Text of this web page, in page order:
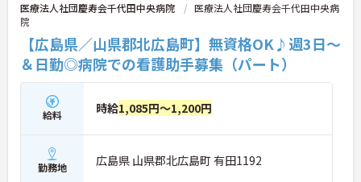
医療法人社団慶寿会千代田中央病院
医療法人社団慶寿会千代田中央病
院
【広島県／山県郡北広島町】無資格OK♪週3日～
＆日勤◎病院での看護助手募集（パート）
給料 時給1,085円～1,200円
勤務地 広島県 山県郡北広島町 有田1192